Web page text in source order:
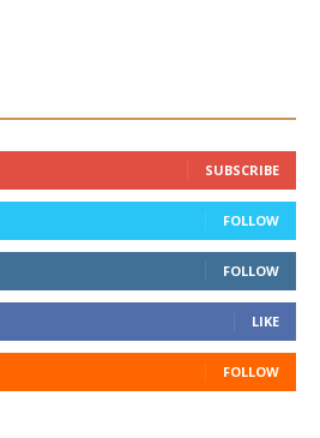
SUBSCRIBE
FOLLOW
FOLLOW
LIKE
FOLLOW